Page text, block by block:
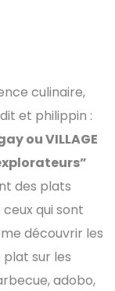
culinaire,
et philippin :
ou VILLAGE
des plats
qui sont
découvrir les
sur les
adobo,